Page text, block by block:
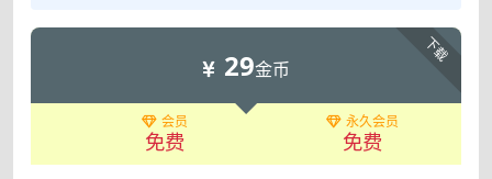
下载
29金币
会员
免费
永久会员
免费